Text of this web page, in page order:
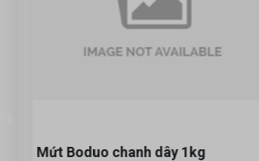
Mứt Boduo chanh dây 1kg